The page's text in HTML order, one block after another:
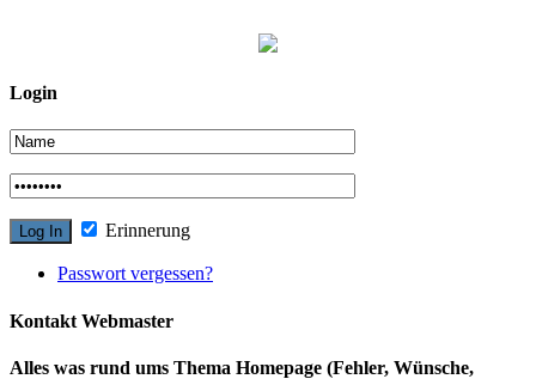
Login
Erinnerung
Passwort vergessen?
Kontakt Webmaster
Alles was rund ums Thema Homepage (Fehler, Wünsche,